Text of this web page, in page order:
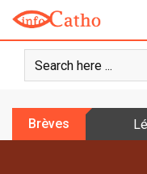
o
Brèves